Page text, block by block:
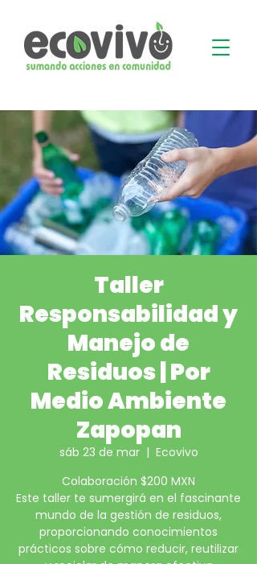
Taller
Responsabilidad y
Manejo de
Residuos | Por
Medio Ambiente
Zapopan
sáb 23 de mar
  |
Ecovivo
Colaboración $200 MXN
Este taller te sumergirá en el fascinante
mundo de la gestión de residuos,
proporcionando conocimientos
prácticos sobre cómo reducir, reutilizar